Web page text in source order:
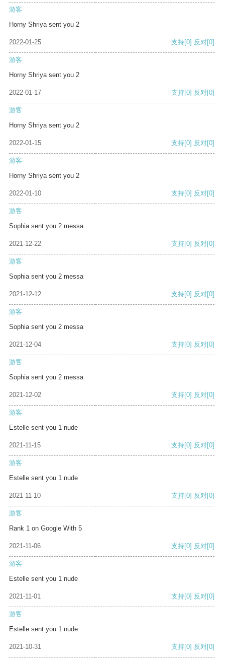
游客
Horny Shriya sent you 2
2022-01-25 支持[0] 反对[0]
游客
Horny Shriya sent you 2
2022-01-17 支持[0] 反对[0]
游客
Horny Shriya sent you 2
2022-01-15 支持[0] 反对[0]
游客
Horny Shriya sent you 2
2022-01-10 支持[0] 反对[0]
游客
Sophia sent you 2 messa
2021-12-22 支持[0] 反对[0]
游客
Sophia sent you 2 messa
2021-12-12 支持[0] 反对[0]
游客
Sophia sent you 2 messa
2021-12-04 支持[0] 反对[0]
游客
Sophia sent you 2 messa
2021-12-02 支持[0] 反对[0]
游客
Estelle sent you 1 nude
2021-11-15 支持[0] 反对[0]
游客
Estelle sent you 1 nude
2021-11-10 支持[0] 反对[0]
游客
Rank 1 on Google With 5
2021-11-06 支持[0] 反对[0]
游客
Estelle sent you 1 nude
2021-11-01 支持[0] 反对[0]
游客
Estelle sent you 1 nude
2021-10-31 支持[0] 反对[0]